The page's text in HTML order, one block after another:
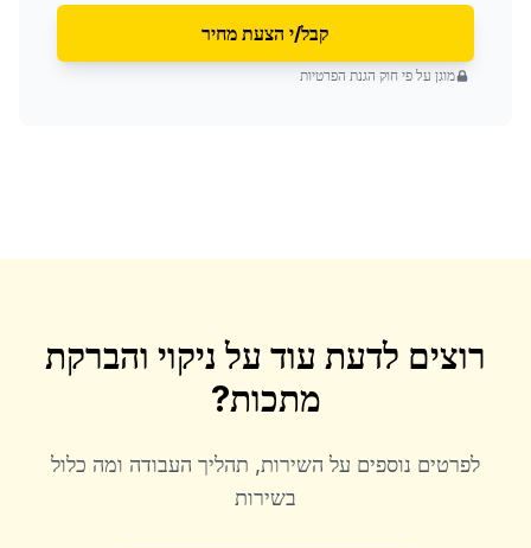
קבל/י הצעת מחיר
מוגן על פי חוק הגנת הפרטיות
רוצים לדעת עוד על ניקוי והברקת
מתכות?
לפרטים נוספים על השירות, תהליך העבודה ומה כלול
בשירות